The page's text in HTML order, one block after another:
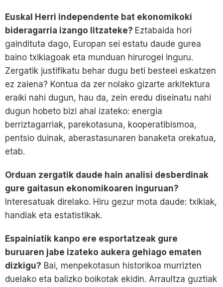
Euskal Herri independente bat ekonomikoki
bideragarria izango litzateke? Eztabaida hori
gaindituta dago, Europan sei estatu daude gurea
baino txikiagoak eta munduan hirurogei inguru.
Zergatik justifikatu behar dugu beti besteei eskatzen
ez zaiena? Kontua da zer nolako gizarte arkitektura
eraiki nahi dugun, hau da, zein eredu diseinatu nahi
dugun hobeto bizi ahal izateko: energia
berriztagarriak, parekotasuna, kooperatibismoa,
pentsio duinak, aberastasunaren banaketa orekatua,
etab.
Orduan zergatik daude hain analisi desberdinak
gure gaitasun ekonomikoaren inguruan?
Interesatuak direlako. Hiru gezur mota daude: txikiak,
handiak eta estatistikak.
Espainiatik kanpo ere esportatzeak gure
buruaren jabe izateko aukera gehiago ematen
dizkigu? Bai, menpekotasun historikoa murrizten
duelako eta balizko boikotak ekidin. Arraultza guztiak